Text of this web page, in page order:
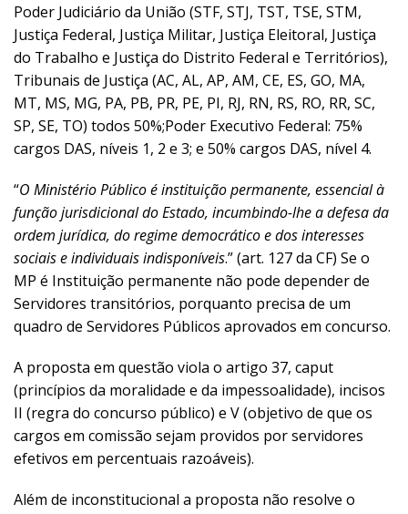
Poder Judiciário da União (STF, STJ, TST, TSE, STM,
Justiça Federal, Justiça Militar, Justiça Eleitoral, Justiça
do Trabalho e Justiça do Distrito Federal e Territórios),
Tribunais de Justiça (AC, AL, AP, AM, CE, ES, GO, MA,
MT, MS, MG, PA, PB, PR, PE, PI, RJ, RN, RS, RO, RR, SC,
SP, SE, TO) todos 50%;Poder Executivo Federal: 75%
cargos DAS, níveis 1, 2 e 3; e 50% cargos DAS, nível 4.
“O Ministério Público é instituição permanente, essencial à
função jurisdicional do Estado, incumbindo-lhe a defesa da
ordem jurídica, do regime democrático e dos interesses
sociais e individuais indisponíveis.” (art. 127 da CF) Se o
MP é Instituição permanente não pode depender de
Servidores transitórios, porquanto precisa de um
quadro de Servidores Públicos aprovados em concurso.
A proposta em questão viola o artigo 37, caput
(princípios da moralidade e da impessoalidade), incisos
II (regra do concurso público) e V (objetivo de que os
cargos em comissão sejam providos por servidores
efetivos em percentuais razoáveis).
Além de inconstitucional a proposta não resolve o